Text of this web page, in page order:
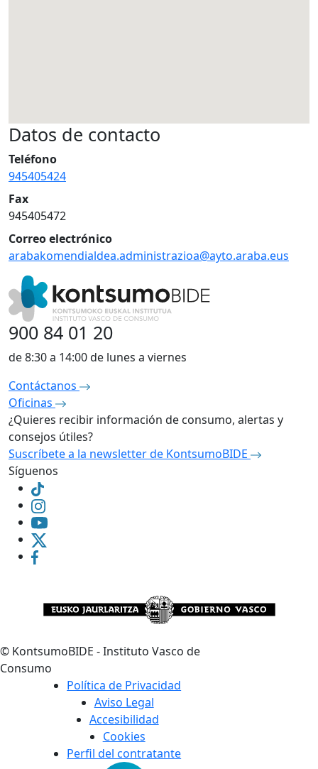
Datos de contacto
Teléfono
945405424
Fax
945405472
Correo electrónico
arabakomendialdea.administrazioa@ayto.araba.eus
900 84 01 20
de 8:30 a 14:00 de lunes a viernes
Contáctanos
Oficinas
¿Quieres recibir información de consumo, alertas y
consejos útiles?
Suscríbete a la newsletter de KontsumoBIDE
Síguenos
© KontsumoBIDE - Instituto Vasco de
Consumo
Política de Privacidad
Aviso Legal
Accesibilidad
Cookies
Perfil del contratante